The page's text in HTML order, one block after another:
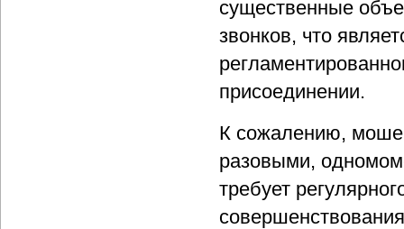
существенные
звонков, что
присоединении.
К сожалению,
разовыми,
требует